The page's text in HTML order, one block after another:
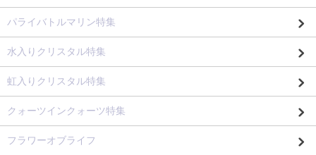
パライバトルマリン特集
水入りクリスタル特集
虹入りクリスタル特集
クォーツインクォーツ特集
フラワーオブライフ